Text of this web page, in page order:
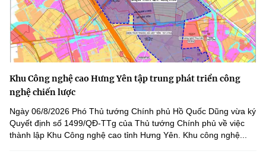
Khu Công nghệ cao Hưng Yên tập trung phát triển công
nghệ chiến lược
Ngày 06/8/2026 Phó Thủ tướng Chính phủ Hồ Quốc Dũng vừa ký
Quyết định số 1499/QĐ-TTg của Thủ tướng Chính phủ về việc
thành lập Khu Công nghệ cao tỉnh Hưng Yên. Khu công nghệ...